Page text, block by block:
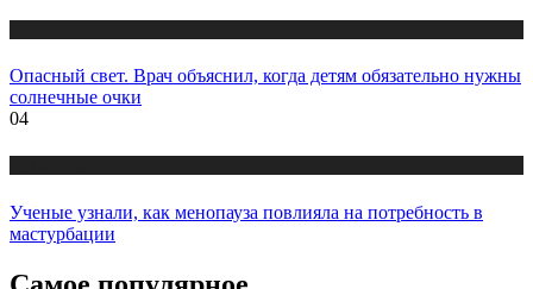
Опасный свет. Врач объяснил, когда детям обязательно нужны
солнечные очки
04
Ученые узнали, как менопауза повлияла на потребность в
мастурбации